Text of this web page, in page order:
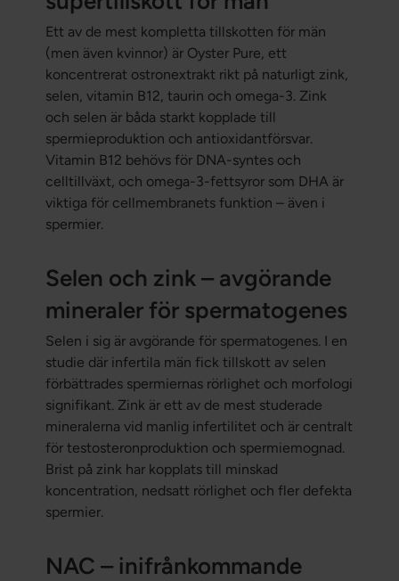
Ett av de mest kompletta tillskotten för män
(men även kvinnor) är Oyster Pure, ett
koncentrerat ostronextrakt rikt på naturligt zink,
selen, vitamin B12, taurin och omega-3. Zink
och selen är båda starkt kopplade till
spermieproduktion och antioxidantförsvar.
Vitamin B12 behövs för DNA-syntes och
celltillväxt, och omega-3-fettsyror som DHA är
viktiga för cellmembranets funktion – även i
spermier.
Selen och zink – avgörande
mineraler för spermatogenes
Selen i sig är avgörande för spermatogenes. I en
studie där infertila män fick tillskott av selen
förbättrades spermiernas rörlighet och morfologi
signifikant. Zink är ett av de mest studerade
mineralerna vid manlig infertilitet och är centralt
för testosteronproduktion och spermiemognad.
Brist på zink har kopplats till minskad
koncentration, nedsatt rörlighet och fler defekta
spermier.
NAC – inifrånkommande